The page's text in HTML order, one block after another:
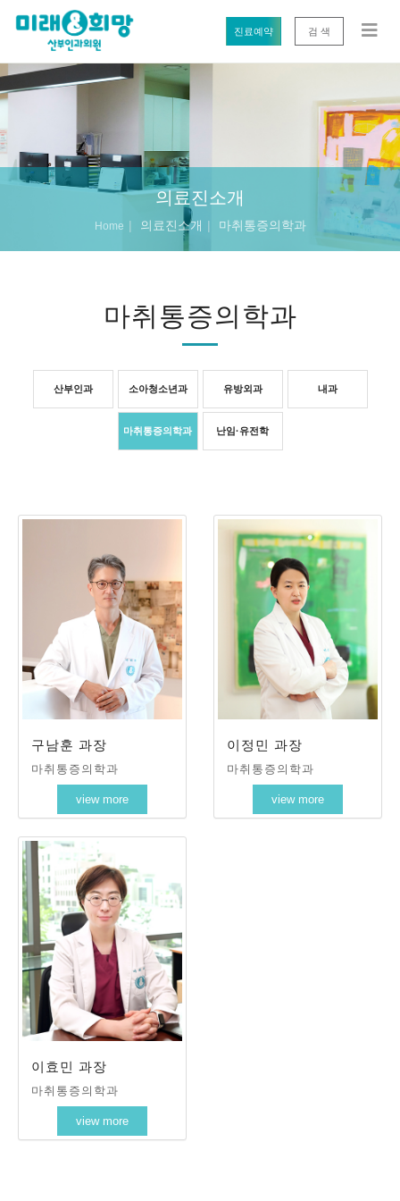
진료예약 검 색
의료진소개
Home 의료진소개 마취통증의학과
마취통증의학과
산부인과 소아청소년과 유방외과 내과
마취통증의학과 난임·유전학
구남훈 과장
마취통증의학과
view more
이정민 과장
마취통증의학과
view more
이효민 과장
마취통증의학과
view more